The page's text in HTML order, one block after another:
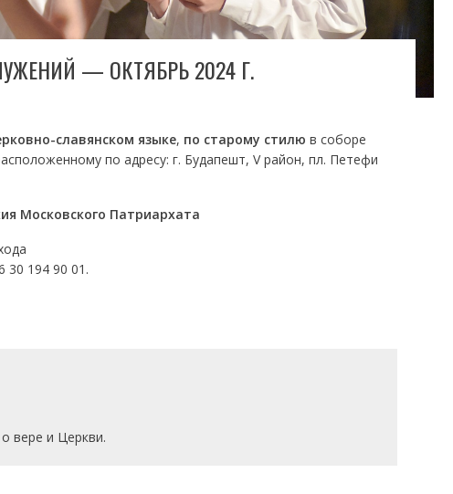
— ОКТЯБРЬ 2024 Г .
славянском языке, по старому стилю в соборе
по адресу: г. Будапешт, V район, пл. Петефи
Московского Патриархата
30 194 90 01.
вере и Церкви.